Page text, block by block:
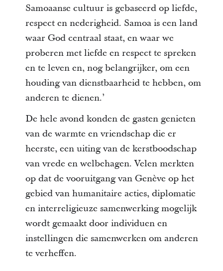
Samoaanse cultuur is gebaseerd op liefde,
respect en nederigheid. Samoa is een land
waar God centraal staat, en waar we
proberen met liefde en respect te spreken
en te leven en, nog belangrijker, om een
houding van dienstbaarheid te hebben, om
anderen te dienen.’
De hele avond konden de gasten genieten
van de warmte en vriendschap die er
heerste, een uiting van de kerstboodschap
van vrede en welbehagen. Velen merkten
op dat de vooruitgang van Genève op het
gebied van humanitaire acties, diplomatie
en interreligieuze samenwerking mogelijk
wordt gemaakt door individuen en
instellingen die samenwerken om anderen
te verheffen.